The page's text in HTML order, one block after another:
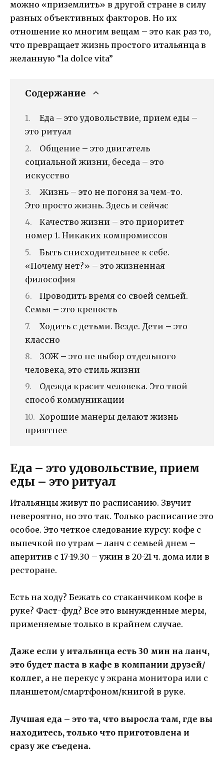
можно «приземлить» в другой стране в силу
разных объективных факторов. Но их
отношение ко многим вещам – это как раз то,
что превращает жизнь простого итальянца в
желанную “la dolce vita”
Содержание
Еда – это удовольствие, прием еды –
это ритуал
Общение – это двигатель
социальной жизни, беседа – это
искусство
Жизнь – это не погоня за чем-то.
Это просто жизнь. Здесь и сейчас
Качество жизни – это приоритет
номер 1. Никаких компромиссов
Быть снисходительнее к себе.
«Почему нет?» – это жизненная
философия
Проводить время со своей семьей.
Семья – это крепость
Ходить с детьми. Везде. Дети – это
классно
ЗОЖ – это не выбор отдельного
человека, это стиль жизни
Одежда красит человека. Это твой
способ коммуникации
Хорошие манеры делают жизнь
приятнее
Еда – это удовольствие, прием
еды – это ритуал
Итальянцы живут по расписанию. Звучит
невероятно, но это так. Только расписание это
особое. Это четкое следование курсу: кофе с
выпечкой по утрам – ланч с семьей днем –
аперитив с 17-19.30 – ужин в 20-21 ч. дома или в
ресторане.
Есть на ходу? Бежать со стаканчиком кофе в
руке? Фаст-фуд? Все это вынужденные меры,
применяемые только в крайнем случае.
Даже если у итальянца есть 30 мин на ланч,
это будет паста в кафе в компании друзей/
коллег, а не перекус у экрана монитора или с
планшетом/смартфоном/книгой в руке.
Лучшая еда – это та, что выросла там, где вы
находитесь, только что приготовлена и
сразу же съедена.